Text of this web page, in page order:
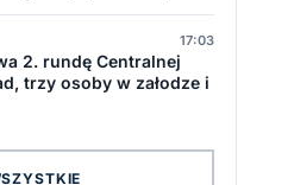
17:03
2. rundę Centralnej
trzy osoby w załodze i